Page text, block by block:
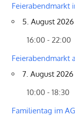
Feierabendmarkt
5. August 2026
16:00 - 22:00
Feierabendmarkt
7. August 2026
10:00 - 18:30
Familientag im